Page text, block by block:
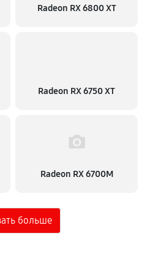
Radeon RX 6800 XT
Radeon RX 6750 XT
Radeon RX 6700M